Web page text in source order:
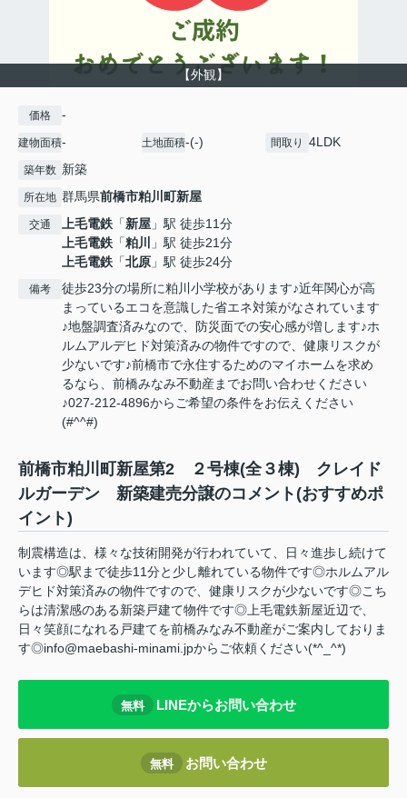
【外観】
価格 -
建物面積- 土地面積-(-) 間取り 4LDK
築年数 新築
所在地 群馬県前橋市粕川町新屋
交通 上毛電鉄 「新屋 」駅 徒歩11分
上毛電鉄 「粕川
」駅 徒歩21分
上毛電鉄 「北原 」駅 徒歩24分
備考
徒歩23分の場所に粕川小学校があります♪近年関心が高
まっているエコを意識した省エネ対策がなされています
♪地盤調査済みなので、防災面での安心感が増します♪ホ
ルムアルデヒド対策済みの物件ですので、健康リスクが
少ないです♪前橋市で永住するためのマイホームを求め
るなら、前橋みなみ不動産までお問い合わせください
♪027-212-4896からご希望の条件をお伝えください
(#^^#)
前橋市粕川町新屋第2 ２号棟(全３棟) クレイド
ルガーデン 新築建売分譲のコメント(おすすめポ
イント)
制震構造は、様々な技術開発が行われていて、日々進歩し続けて
います◎駅まで徒歩11分と少し離れている物件です◎ホルムアル
デヒド対策済みの物件ですので、健康リスクが少ないです◎こち
らは清潔感のある新築戸建て物件です◎上毛電鉄新屋近辺で、
日々笑顔になれる戸建てを前橋みなみ不動産がご案内しておりま
す◎info@maebashi-minami.jpからご依頼ください(*^_^*)
無料 LINEからお問い合わせ
無料 お問い合わせ